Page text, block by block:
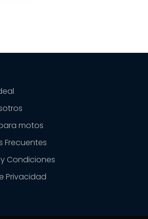
motos
Frecuentes
Condiciones
Privacidad